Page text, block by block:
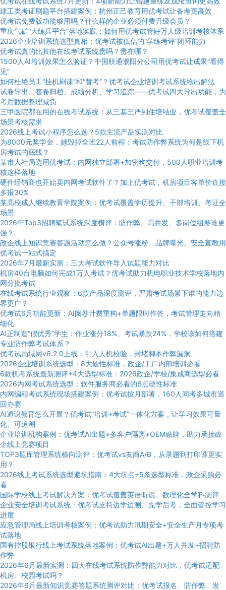
建工类考证刷题平台搭建案例：杭州正己教育用优考试让备考更高效
优考试免费版功能够用吗？什么样的企业必须付费升级会员？
重庆气矿“大练兵平台”落地实践：如何用优考试管好万人级培训考核体系
2026企业培训系统选型真相：优考试被低估的“学练考评”闭环能力
优考试真的比其他在线考试系统贵吗？贵在哪？
1500人AI培训效果怎么验证？中国联通濮阳分公司用优考试让成果“看得
见”
如何杜绝员工“挂机刷课”和“替考”？优考试企业培训考试系统给出解法
试卷导出、答卷归档、成绩分析、学习追踪——优考试四大导出功能，为
考后数据整理减负
三甲医院都在用的在线考试系统：从三基三严到住培结业，优考试覆盖全
场景考核需求
2026线上考试小程序怎么选？5款主流产品实测对比
为8000元奖学金，她毁掉全班22人前程：考试防作弊系统为何是线下机
房考试的底线？
某市人社局选用优考试：内网独立部署+加密狗交付，500人职业培训考
核这样落地
硬件经销商也开始卖内网考试软件了？加上优考试，机房项目客单价直接
多报30%
某高校成人继续教育学院案例：优考试覆盖学历提升、干部培训、考证全
场景
2026年Top3招聘笔试系统深度横评：防作弊、高并发、多岗位组卷谁更
强？
政企线上知识竞赛答题活动怎么做？公众号涨粉、品牌曝光、安全宣教用
优考试一站式搞定
2026年7月最新实测：三大考试软件导入试题能力对比
机房40台电脑如何完成1万人考试？优考试助力机电职业技术学校落地内
网分批考试
在线考试系统行业观察：6款产品深度测评，严肃考试场景下谁的能力边
界更广？
优考试6月功能更新：AI阅卷计费重构+单题限时作答，考试管理走向精
细化
AI正制造“假优秀”学生：作业涨分18%、考试暴跌24%，学校该如何搭建
专业防作弊考试体系？
优考试局域网v6.2.0上线：引入人机校验，封堵脚本作弊漏洞
2026企业培训系统选型：8大硬性标准，政企/工厂内部培训必看
6款机考系统最新测评+4大选型标准：2026政企/学校/集成商选型必看
2026内网考试系统选型：软件服务商必看的6点硬性标准
内网编程考试系统现场搭建案例：优考试按月部署，160人同考多城市巡
回办赛
AI通识教育怎么开展？优考试“培训+考试”一体化方案，让学习效果可量
化、可追溯
企业培训机构案例：优考试AI出题+多客户隔离+OEM贴牌，助力承接政
企线上竞赛项目
TOP3题库管理系统横向测评：优考试vs友商A/B，从录题到打印谁更实
用？
2026线上考试系统选型避坑指南：4大坑点+5条选型标准，政企采购必
看
国际学校线上考试解决方案：优考试覆盖英语听说、数理化全学科测评
企业安全培训考试系统：优考试支持边学边测、先学后考，全面管控学习
进度
应急管理局线上培训考核案例：优考试助力汛期安全+安全生产月专项考
试落地
国有控股银行线上考试系统落地案例：优考试AI出题+万人并发+招聘防
作弊
2026年6月最新实测：四大在线考试系统防作弊能力对比，优考试适配
机房、校园考试吗？
2026年6月最新知识竞赛答题系统测评对比：优考试报名、防作弊、发